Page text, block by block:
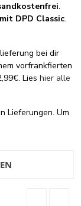
.
DPD Classic.
bei dir
vorfrankfierten
Lies hier alle
Lieferungen. Um